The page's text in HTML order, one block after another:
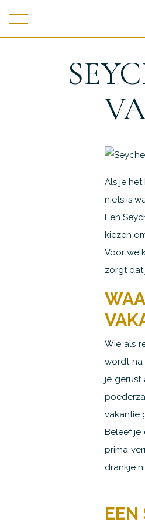
Als je
niets is
Een
kiezen
Voor
zorgt dat
Wie als
wordt na
je gerust
vakantie
Beleef je
prima
drankje
EEN